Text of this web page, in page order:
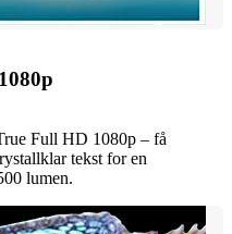
Full HD 1080p – få
tekst for en
lumen.